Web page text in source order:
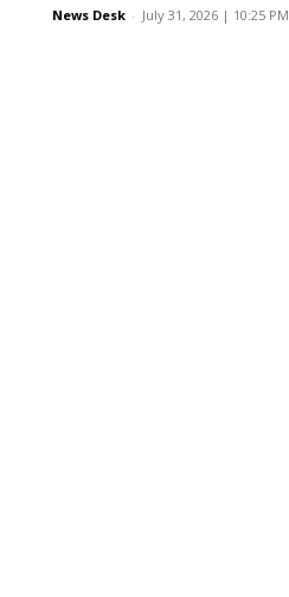
News Desk - July 31, 2026 | 10:25 PM